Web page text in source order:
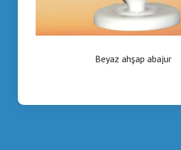
Beyaz ahşap abajur